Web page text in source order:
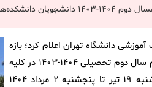
تهران اعلام شد.
آموزشی دانشگاه تهران اعلام کرد؛ بازه
زمانی برگزاری امتحانات پایان نیم سال دوم تحصیلی ۱۴۰۴-۱۴۰۳ در کلیه
مقاطع تحصیلی که قبلاً از پنجشنبه ۱۹ تیر تا پنجشنبه ۲ مرداد ۱۴۰۴